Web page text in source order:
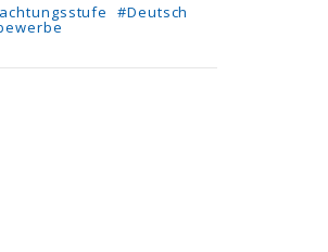
#Deutsch